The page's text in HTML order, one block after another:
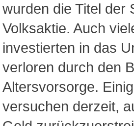
wurden die Titel der
Volksaktie. Auch
investierten in das
verloren durch den
Altersvorsorge.
versuchen derzeit,